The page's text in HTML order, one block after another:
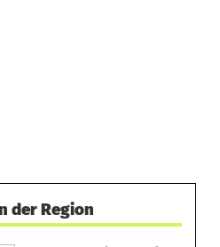
der Region